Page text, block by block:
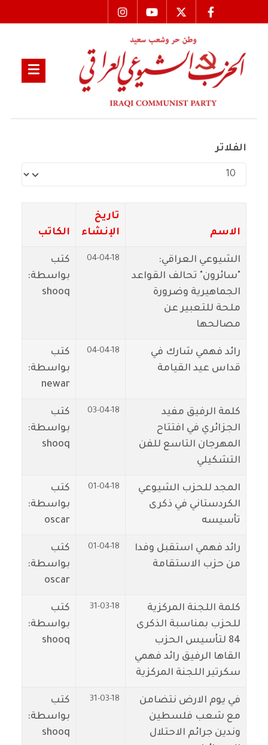
الفلاتر
عدد الإظهارات:
الاسم
تاريخ
الإنشاء
الكاتب
الشيوعي العراقي:
"سائرون" تحالف القواعد
الجماهيرية وضرورة
ملحة للتعبير عن
مصالحها
04-04-18
كتب
بواسطة:
shooq
رائد فهمي شارك في
قداس عيد القيامة
04-04-18
كتب
بواسطة:
newar
كلمة الرفيق مفيد
الجزائري في افتتاح
المهرجان التاسع للفن
التشكيلي
03-04-18
كتب
بواسطة:
shooq
المجد للحزب الشيوعي
الكردستاني في ذكرى
تأسيسه
01-04-18
كتب
بواسطة:
oscar
رائد فهمي استقبل وفدا
من حزب الاستقامة
01-04-18
كتب
بواسطة:
oscar
كلمة اللجنة المركزية
للحزب بمناسبة الذكرى
84 لتأسيس الحزب
القاها الرفيق رائد فهمي
سكرتير اللجنة المركزية
31-03-18
كتب
بواسطة:
shooq
في يوم الارض نتضامن
مع شعب فلسطين
وندين جرائم الاحتلال
31-03-18
كتب
بواسطة:
shooq